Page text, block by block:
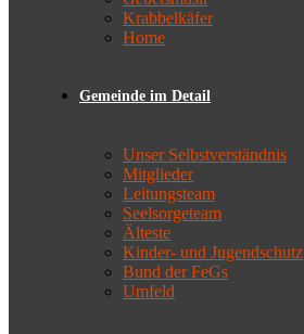
Krabbelkäfer
Home
Gemeinde im Detail
Unser Selbstverständnis
Mitglieder
Leitungsteam
Seelsorgeteam
Älteste
Kinder- und Jugendschutz
Bund der FeGs
Umfeld